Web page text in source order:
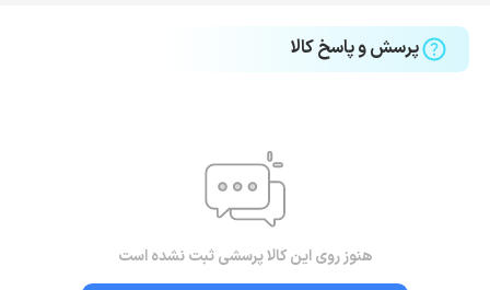
پرسش و پاسخ کالا
هنوز روی این کالا پرسشی ثبت نشده است